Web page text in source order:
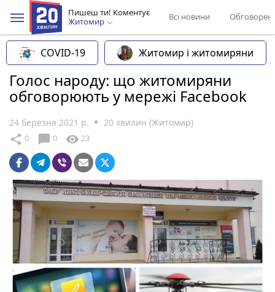
Пишеш ти! Коментує
Житомир
Всі новини
COVID-19 Житомир і житомиряни
Голос народу: що житомиряни
обговорюють у мережі Facebook
24 березня 2021 р. 20 хвилин (Житомир)
share 0 chat_bubble 0 visibility 23